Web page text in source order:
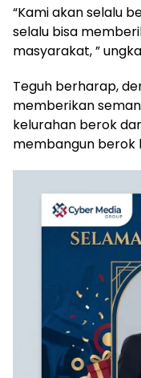
“Kami akan selalu
selalu bisa
masyarakat, ”
Teguh berharap,
memberikan
kelurahan berok
membangun berok